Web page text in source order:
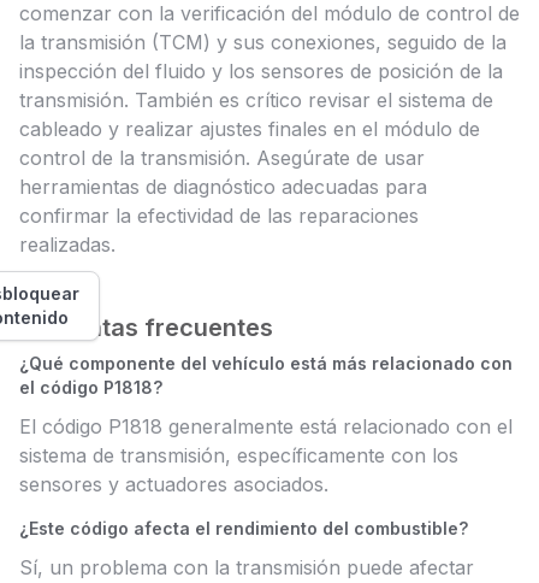
comenzar con la verificación del módulo de control de
la transmisión (TCM) y sus conexiones, seguido de la
inspección del fluido y los sensores de posición de la
transmisión. También es crítico revisar el sistema de
cableado y realizar ajustes finales en el módulo de
control de la transmisión. Asegúrate de usar
herramientas de diagnóstico adecuadas para
confirmar la efectividad de las reparaciones
realizadas.
Preguntas frecuentes
¿Qué componente del vehículo está más relacionado con
el código P1818?
El código P1818 generalmente está relacionado con el
sistema de transmisión, específicamente con los
sensores y actuadores asociados.
¿Este código afecta el rendimiento del combustible?
Sí, un problema con la transmisión puede afectar